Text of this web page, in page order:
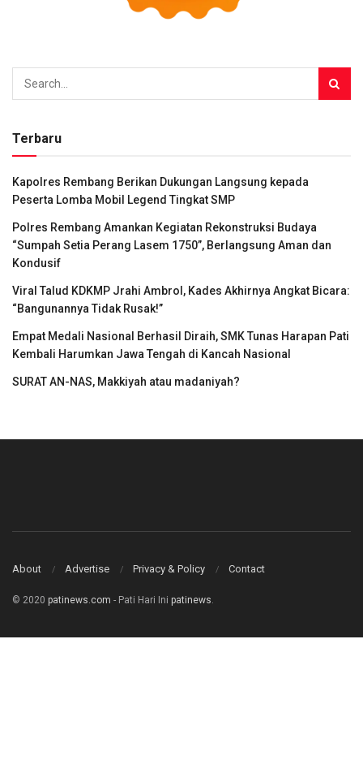
Terbaru
Kapolres Rembang Berikan Dukungan Langsung kepada
Peserta Lomba Mobil Legend Tingkat SMP
Polres Rembang Amankan Kegiatan Rekonstruksi Budaya
“Sumpah Setia Perang Lasem 1750”, Berlangsung Aman dan
Kondusif
Viral Talud KDKMP Jrahi Ambrol, Kades Akhirnya Angkat Bicara:
“Bangunannya Tidak Rusak!”
Empat Medali Nasional Berhasil Diraih, SMK Tunas Harapan Pati
Kembali Harumkan Jawa Tengah di Kancah Nasional
SURAT AN-NAS, Makkiyah atau madaniyah?
About Advertise Privacy & Policy Contact
© 2020 patinews.com - Pati Hari Ini patinews